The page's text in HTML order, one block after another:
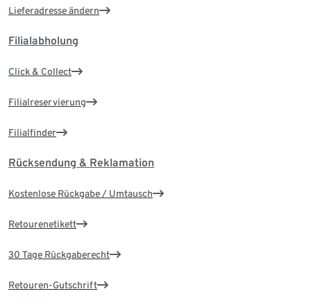
Lieferadresse ändern
Filialabholung
Click & Collect
Filialreservierung
Filialfinder
Rücksendung & Reklamation
Kostenlose Rückgabe / Umtausch
Retourenetikett
30 Tage Rückgaberecht
Retouren-Gutschrift